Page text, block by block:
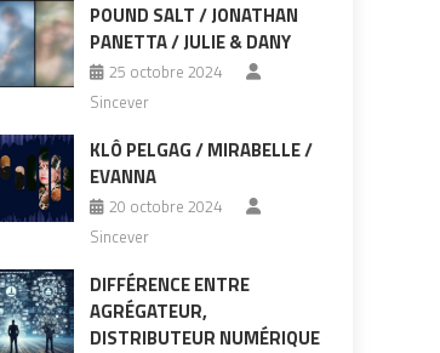
POUND SALT / JONATHAN
PANETTA / JULIE & DANY
25 octobre 2024
Sincever
KLÔ PELGAG / MIRABELLE /
EVANNA
20 octobre 2024
Sincever
DIFFÉRENCE ENTRE
AGRÉGATEUR,
DISTRIBUTEUR NUMÉRIQUE